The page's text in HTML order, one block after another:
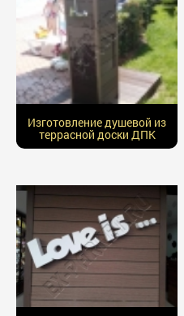
Изготовление душевой из
террасной доски ДПК